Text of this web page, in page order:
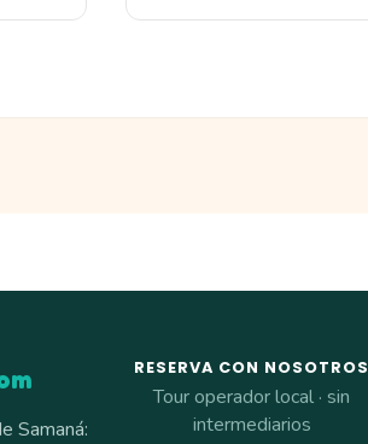
Samaná:
RESERVA CON NOSOTROS
Tour operador local · sin
intermediarios